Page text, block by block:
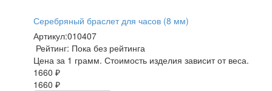
Серебряный браслет для часов (8 мм)
Артикул:010407
Рейтинг: Пока без рейтинга
Цена за 1 грамм. Стоимость изделия зависит от веса.
1660 ₽
1660 ₽